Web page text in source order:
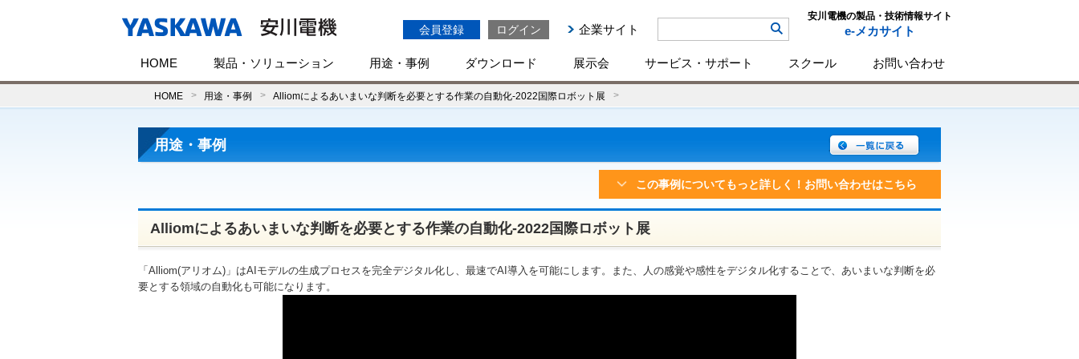
会員登録 ログイン 企業サイト
安川電機の製品・技術情報サイト
e-メカサイト
HOME 製品・ソリューション 用途・事例 ダウンロード 展示会 サービス・サポート スクール お問い合わせ
HOME 用途・事例 Alliomによるあいまいな判断を必要とする作業の自動化-2022国際ロボット展
用途・事例
この事例についてもっと詳しく！お問い合わせはこちら
Alliomによるあいまいな判断を必要とする作業の自動化-2022国際ロボット展
「Alliom(アリオム)」はAIモデルの生成プロセスを完全デジタル化し、最速でAI導入を可能にします。また、人の感覚や感性をデジタル化することで、あいまいな判断を必
要とする領域の自動化も可能になります。